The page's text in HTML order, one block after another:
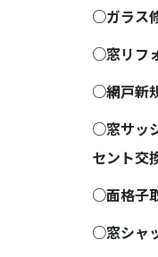
○ガラス
○窓リフ
○網戸新
○窓サッ
セント交
○面格子
○窓シャ